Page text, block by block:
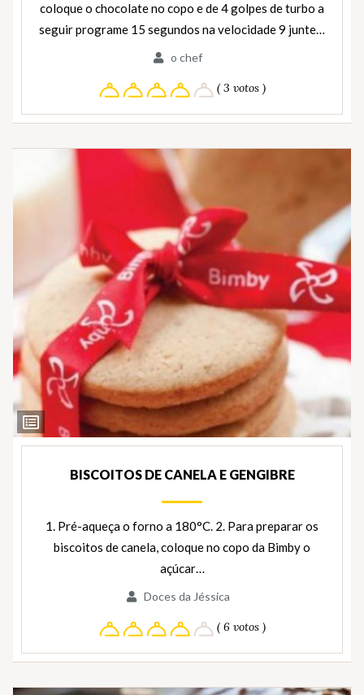
coloque o chocolate no copo e de 4 golpes de turbo a
seguir programe 15 segundos na velocidade 9 junte…
o chef
( 3 votos )
Ver
Ingredientes
BISCOITOS DE CANELA E GENGIBRE
1. Pré-aqueça o forno a 180°C. 2. Para preparar os
biscoitos de canela, coloque no copo da Bimby o
açúcar…
Doces da Jéssica
( 6 votos )